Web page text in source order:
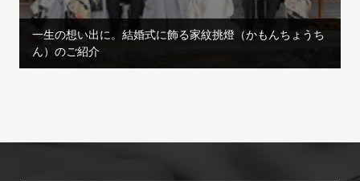
一生の想い出に。結婚式に飾る家紋挑燈（かもんちょうち
ん）のご紹介